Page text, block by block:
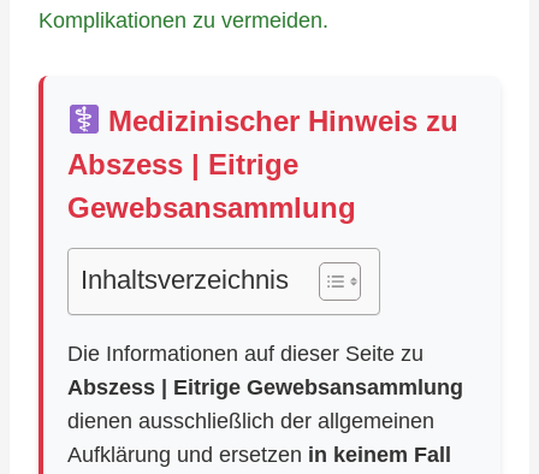
Komplikationen zu vermeiden.
Medizinischer Hinweis zu
Abszess | Eitrige
Gewebsansammlung
Inhaltsverzeichnis
Die Informationen auf dieser Seite zu
Abszess | Eitrige Gewebsansammlung
dienen ausschließlich der allgemeinen
Aufklärung und ersetzen in keinem Fall